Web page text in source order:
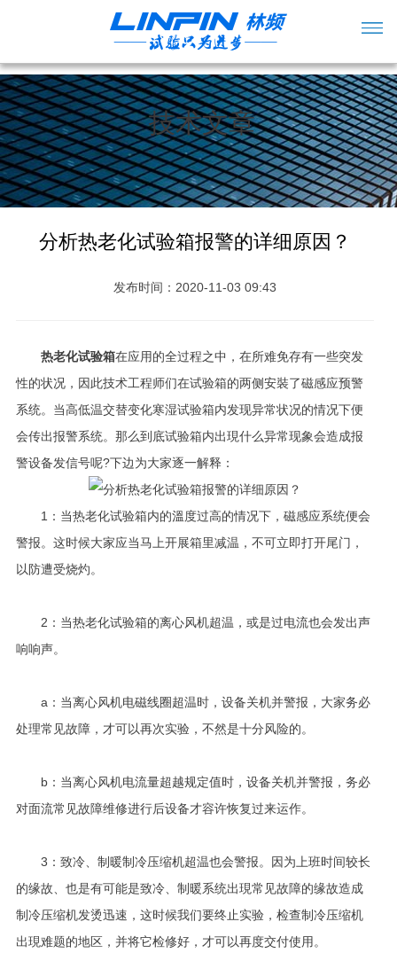
技术文章
分析热老化试验箱报警的详细原因？
发布时间：2020-11-03 09:43
热老化试验箱在应用的全过程之中，在所难免存有一些突发
性的状况，因此技术工程师们在试验箱的两侧安裝了磁感应预警
系统。当高低温交替变化寒湿试验箱内发现异常状况的情况下便
会传出报警系统。那么到底试验箱内出現什么异常现象会造成报
警设备发信号呢?下边为大家逐一解释：
1：当热老化试验箱内的溫度过高的情况下，磁感应系统便会
警报。这时候大家应当马上开展箱里减温，不可立即打开尾门，
以防遭受烧灼。
2：当热老化试验箱的离心风机超温，或是过电流也会发出声
响响声。
a：当离心风机电磁线圈超温时，设备关机并警报，大家务必
处理常见故障，才可以再次实验，不然是十分风险的。
b：当离心风机电流量超越规定值时，设备关机并警报，务必
对面流常见故障维修进行后设备才容许恢复过来运作。
3：致冷、制暖制冷压缩机超温也会警报。因为上班时间较长
的缘故、也是有可能是致冷、制暖系统出現常见故障的缘故造成
制冷压缩机发烫迅速，这时候我们要终止实验，检查制冷压缩机
出現难题的地区，并将它检修好，才可以再度交付使用。